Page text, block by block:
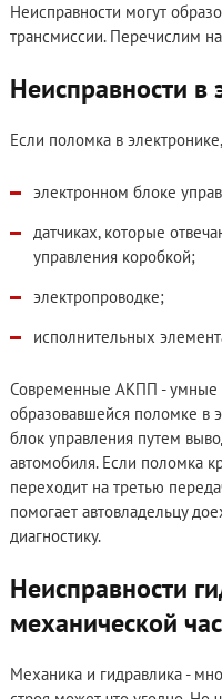
Неисправности могут
трансмиссии. Перечислим
Неисправности в
Если поломка в
электронном блоке
датчиках, которые
управления коробкой;
электропроводке;
исполнительных
Современные АКПП - умные
образовавшейся поломке в
блок управления путем
автомобиля. Если поломка
переходит на третью
помогает автовладельцу
диагностику.
Неисправности
механической
Механика и гидравлика -